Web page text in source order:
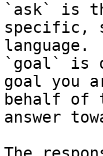
`ask` is
specific,
language.
`goal` is
goal you
behalf of
answer